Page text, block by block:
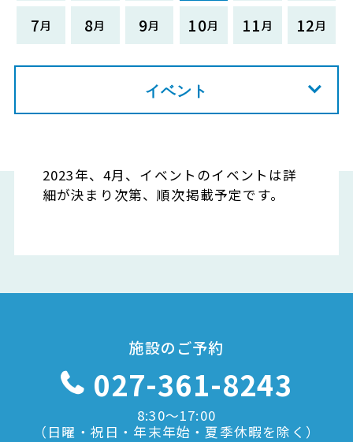
7
8 9 10 11 12
イベント
2023年、4月、イベントのイベントは詳
細が決まり次第、順次掲載予定です。
施設のご予約
027-361-8243
8:30〜17:00
（日曜・祝日・年末年始・夏季休暇を除く）